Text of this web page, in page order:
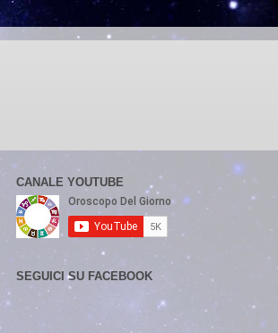
CANALE YOUTUBE
SEGUICI SU FACEBOOK